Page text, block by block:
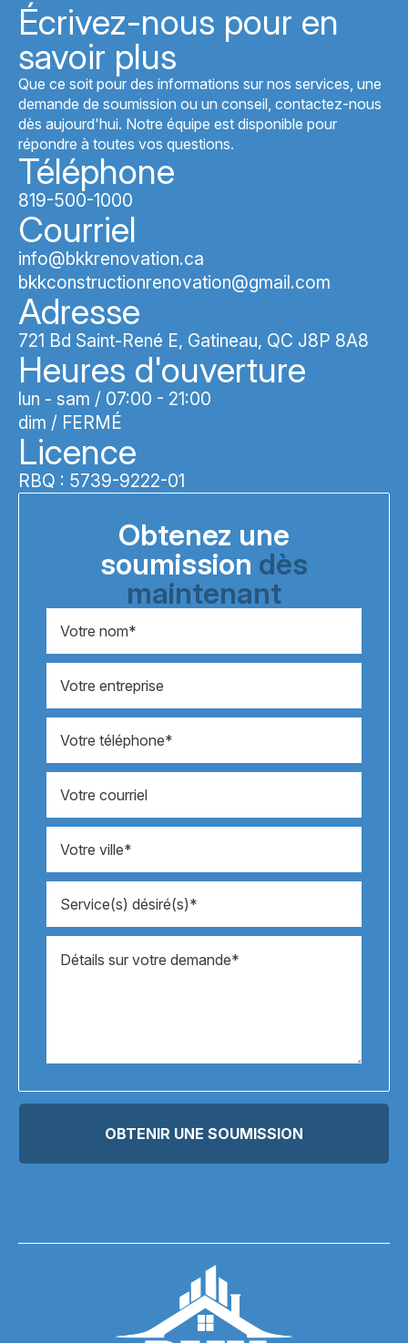
Écrivez-nous pour en
savoir plus
Que ce soit pour des informations sur nos services, une
demande de soumission ou un conseil, contactez-nous
dès aujourd'hui. Notre équipe est disponible pour
répondre à toutes vos questions.
Téléphone
819-500-1000
Courriel
info@bkkrenovation.ca
bkkconstructionrenovation@gmail.com
Adresse
721 Bd Saint-René E, Gatineau, QC J8P 8A8
Heures d'ouverture
lun - sam / 07:00 - 21:00
dim / FERMÉ
Licence
RBQ : 5739-9222-01
Obtenez une
soumission dès
maintenant
OBTENIR UNE SOUMISSION